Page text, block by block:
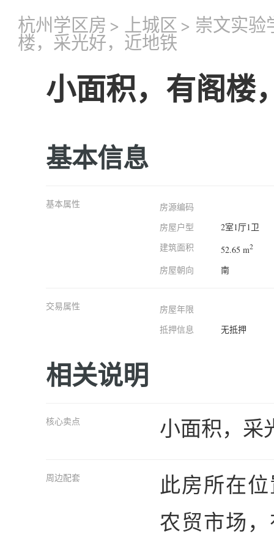
杭州学区房 > 上城区 > 崇文实验
楼，采光好，近地铁
小面积，有阁楼
基本信息
基本属性
房源编码
房屋户型
2室1厅1卫
建筑面积
52.65 m2
房屋朝向 南
交易属性
房屋年限
抵押信息
无抵押
相关说明
核心卖点 小面积，采
周边配套
此房所在
农贸市场